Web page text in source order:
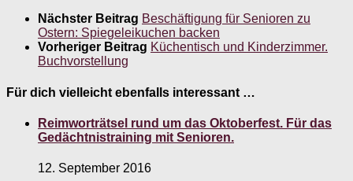
Nächster Beitrag Beschäftigung für Senioren zu
Ostern: Spiegeleikuchen backen
Vorheriger Beitrag Küchentisch und Kinderzimmer.
Buchvorstellung
Für dich vielleicht ebenfalls interessant …
Reimworträtsel rund um das Oktoberfest. Für das
Gedächtnistraining mit Senioren.
12. September 2016